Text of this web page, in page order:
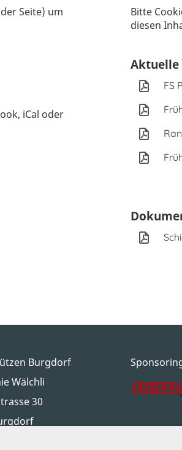
Seite) um
Bitte
diesen
iCal oder
Aktuelle
FS
Burgdorf
Wälchli
30